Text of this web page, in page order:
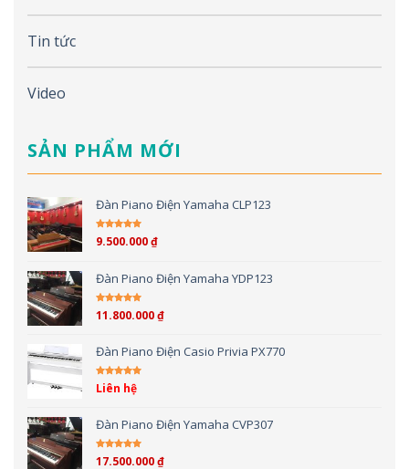
Tin tức
Video
SẢN PHẨM MỚI
Đàn Piano Điện Yamaha CLP123
Được xếp hạng
9.500.000₫
Đàn Piano Điện Yamaha YDP123
Được xếp hạng
11.800.000₫
Đàn Piano Điện Casio Privia PX770
Được xếp hạng
Liên hệ
Đàn Piano Điện Yamaha CVP307
Được xếp hạng
17.500.000₫